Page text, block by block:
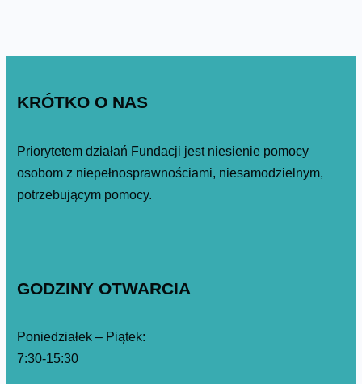
KRÓTKO O NAS
Priorytetem działań Fundacji jest niesienie pomocy
osobom z niepełnosprawnościami, niesamodzielnym,
potrzebującym pomocy.
GODZINY OTWARCIA
Poniedziałek – Piątek:
7:30-15:30